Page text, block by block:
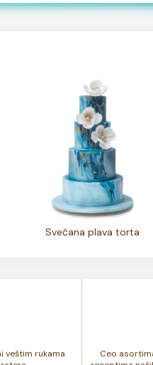
Svečana plava torta
veštim rukama
Ceo